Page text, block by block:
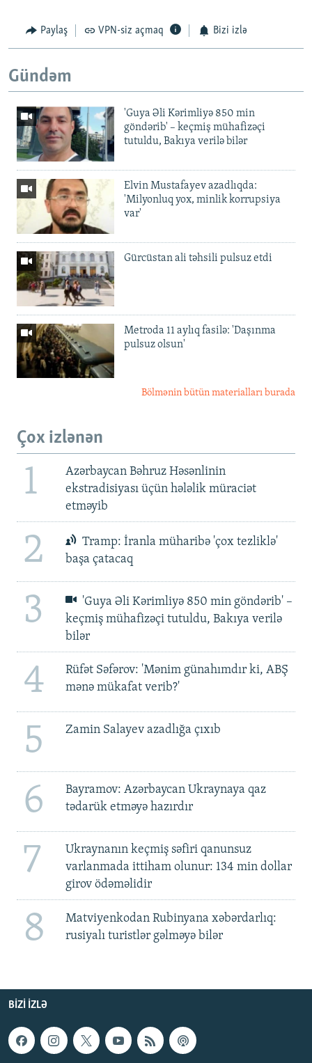
Paylaş VPN-siz açmaq Bizi izlə
Gündəm
'Guya Əli Kərimliyə 850 min
göndərib' – keçmiş mühafizəçi
tutuldu, Bakıya verilə bilər
Elvin Mustafayev azadlıqda:
'Milyonluq yox, minlik korrupsiya
var'
Gürcüstan ali təhsili pulsuz etdi
Metroda 11 aylıq fasilə: 'Daşınma
pulsuz olsun'
Bölmənin bütün materialları burada
Çox izlənən
1
Azərbaycan Bəhruz Həsənlinin
ekstradisiyası üçün hələlik müraciət
etməyib
2
Tramp: İranla müharibə 'çox tezliklə'
başa çatacaq
3
'Guya Əli Kərimliyə 850 min göndərib' –
keçmiş mühafizəçi tutuldu, Bakıya verilə
bilər
4
Rüfət Səfərov: 'Mənim günahımdır ki, ABŞ
mənə mükafat verib?'
5 Zamin Salayev azadlığa çıxıb
6
Bayramov: Azərbaycan Ukraynaya qaz
tədarük etməyə hazırdır
7
Ukraynanın keçmiş səfiri qanunsuz
varlanmada ittiham olunur: 134 min dollar
girov ödəməlidir
8
Matviyenkodan Rubinyana xəbərdarlıq:
rusiyalı turistlər gəlməyə bilər
BIZI IZLƏ